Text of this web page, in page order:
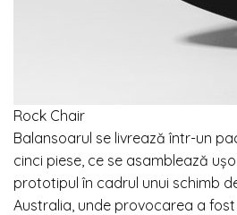
Rock Chair
Balansoarul se livrează într-un
cinci piese, ce se asamblează
prototipul în cadrul unui schimb
Australia, unde provocarea a